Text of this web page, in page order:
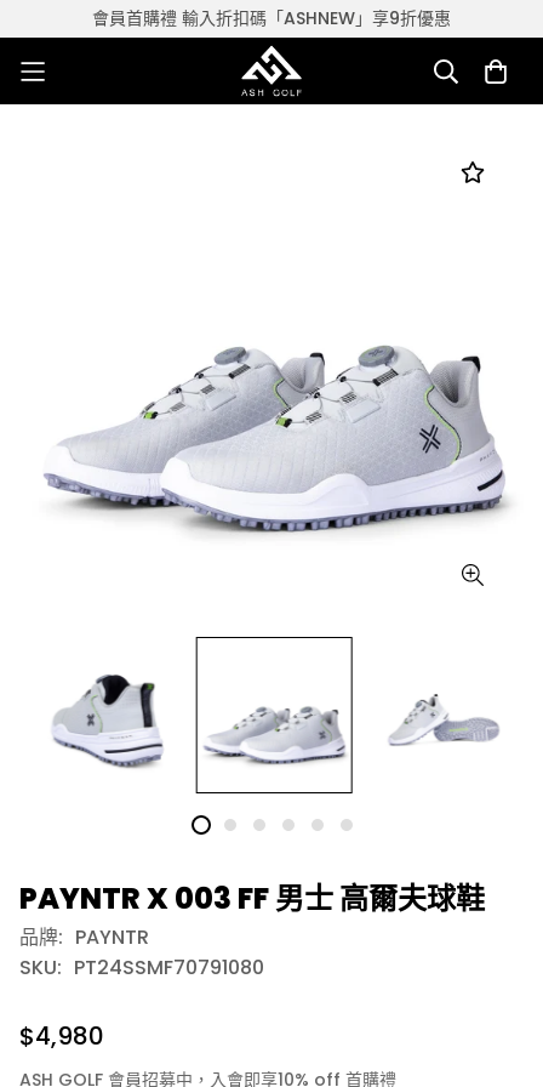
會員首購禮 輸入折扣碼「ASHNEW」享9折優惠
PAYNTR X 003 FF 男士 高爾夫球鞋
品牌: PAYNTR
SKU: PT24SSMF70791080
$4,980
ASH GOLF 會員招募中，入會即享10% off 首購禮